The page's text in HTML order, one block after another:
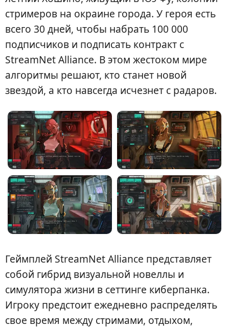
стримеров на окраине города. У героя есть
всего 30 дней, чтобы набрать 100 000
подписчиков и подписать контракт с
StreamNet Alliance. В этом жестоком мире
алгоритмы решают, кто станет новой
звездой, а кто навсегда исчезнет с радаров.
Геймплей StreamNet Alliance представляет
собой гибрид визуальной новеллы и
симулятора жизни в сеттинге киберпанка.
Игроку предстоит ежедневно распределять
свое время между стримами, отдыхом,